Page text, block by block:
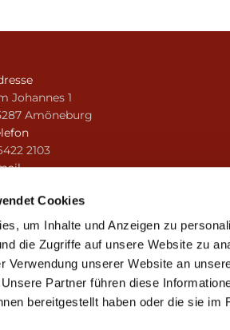
Cookies
um Inhalte und Anzeigen zu
die Zugriffe auf unsere Website zu
Verwendung unserer Website an
Partner führen diese
bereitgestellt haben oder die sie im
Johannes 1
Amöneburg
2103
Impressum